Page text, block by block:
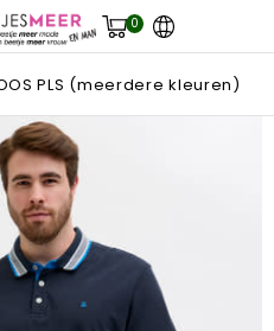
0
PLS (meerdere kleuren)